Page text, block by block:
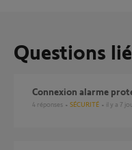
Questions
Connexion alarme
4 réponses SÉCURITÉ il y a 7